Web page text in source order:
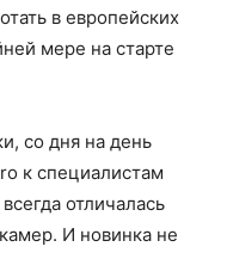
в европейских
мере на старте
со дня на день
к специалистам
отличалась
И новинка не